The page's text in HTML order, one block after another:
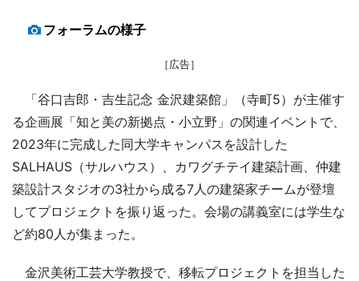
フォーラムの様子
［広告］
「谷口吉郎・吉生記念 金沢建築館」（寺町5）が主催す
る企画展「知と美の新拠点・小立野」の関連イベントで、
2023年に完成した同大学キャンパスを設計した
SALHAUS（サルハウス）、カワグチテイ建築計画、仲建
築設計スタジオの3社から成る7人の建築家チームが登壇
してプロジェクトを振り返った。会場の講義室には学生な
ど約80人が集まった。
金沢美術工芸大学教授で、移転プロジェクトを担当した